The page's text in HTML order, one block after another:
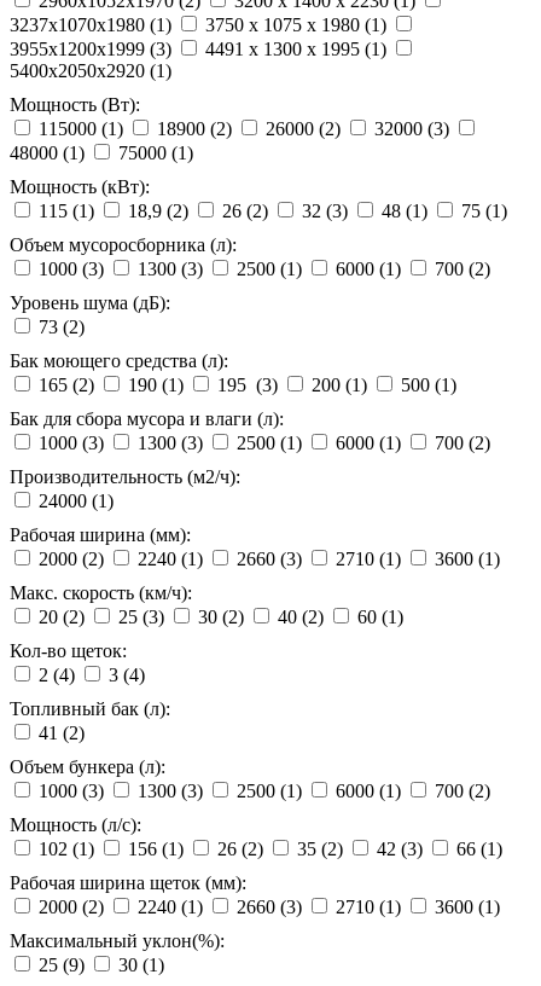
3237x1070x1980 (1) 3750 x 1075 x 1980 (1)
3955x1200x1999 (3) 4491 x 1300 x 1995 (1)
5400x2050x2920 (1)
Мощность (Вт):
115000 (1) 18900 (2) 26000 (2) 32000 (3)
48000 (1) 75000 (1)
Мощность (кВт):
115 (1) 18,9 (2) 26 (2) 32 (3) 48 (1) 75 (1)
Объем мусоросборника (л):
1000 (3) 1300 (3) 2500 (1) 6000 (1) 700 (2)
Уровень шума (дБ):
73 (2)
Бак моющего средства (л):
165 (2) 190 (1) 195 (3) 200 (1) 500 (1)
Бак для сбора мусора и влаги (л):
1000 (3) 1300 (3) 2500 (1) 6000 (1) 700 (2)
Производительность (м2/ч):
24000 (1)
Рабочая ширина (мм):
2000 (2) 2240 (1) 2660 (3) 2710 (1) 3600 (1)
Макс. скорость (км/ч):
20 (2) 25 (3) 30 (2) 40 (2) 60 (1)
Кол-во щеток:
2 (4) 3 (4)
Топливный бак (л):
41 (2)
Объем бункера (л):
1000 (3) 1300 (3) 2500 (1) 6000 (1) 700 (2)
Мощность (л/с):
102 (1) 156 (1) 26 (2) 35 (2) 42 (3) 66 (1)
Рабочая ширина щеток (мм):
2000 (2) 2240 (1) 2660 (3) 2710 (1) 3600 (1)
Максимальный уклон(%):
25 (9) 30 (1)